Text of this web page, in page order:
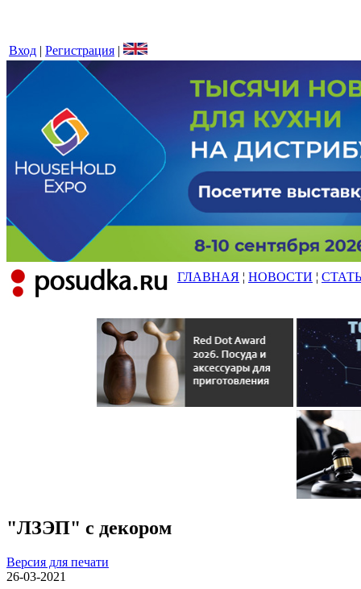
Вход | Регистрация |
ГЛАВНАЯ ¦ НОВОСТИ ¦
"ЛЗЭП" с декором
Версия для печати
26-03-2021